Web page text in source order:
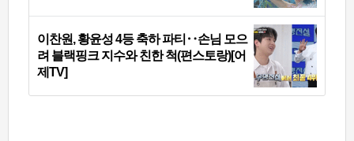
이찬원, 황윤성 4등 축하 파티‥손님 모으
려 블랙핑크 지수와 친한 척(편스토랑)[어
제TV]